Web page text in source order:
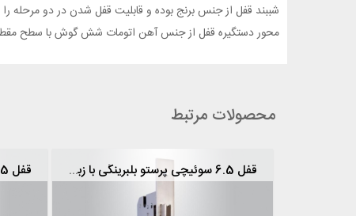
شببند قفل از جنس برنج بوده و قابلیت قفل شدن در دو مرحله را
محور دستگیره قفل از جنس آهن اتومات شش گوش با سطح مقطح 8 میلیمتر
محصولات مرتبط
قفل 6.5 سوئیچی پرستو